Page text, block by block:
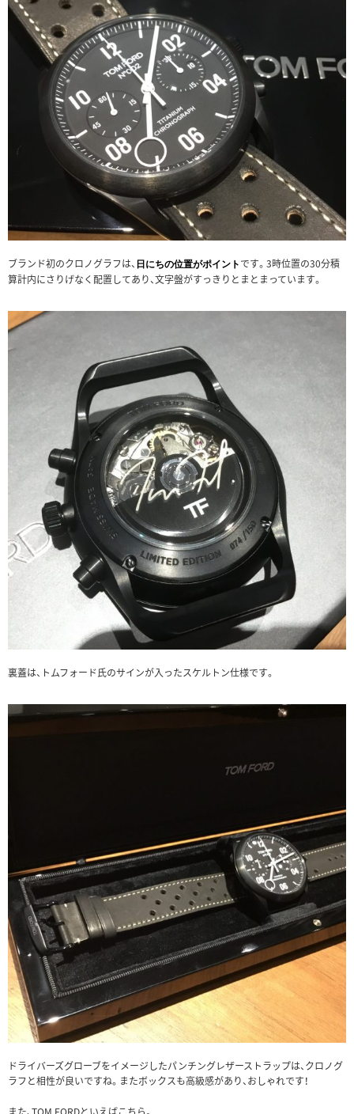
ブランド初のクロノグラフは、 日にちの位置がポイント です。3時位置の30分積
算計内にさりげなく配置してあり、文字盤がすっきりとまとまっています。
裏蓋は、トムフォード氏のサインが入ったスケルトン仕様です。
ドライバーズグローブをイメージしたパンチングレザーストラップは、クロノグ
ラフと相性が良いですね。またボックスも高級感があり、おしゃれです！